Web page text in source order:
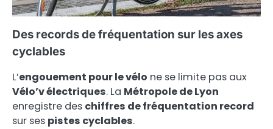
Des records de fréquentation sur les axes
cyclables
L’engouement pour le vélo ne se limite pas aux
Vélo’v électriques. La Métropole de Lyon
enregistre des chiffres de fréquentation record
sur ses pistes cyclables.